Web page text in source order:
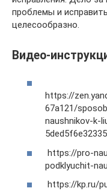
проблемы и
целесообразно.
Видео-
https://
67a121/
naushnikov-k-
https://pro-
podklyuchit-
https://kp.ru/